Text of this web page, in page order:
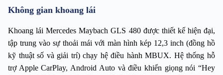
Không gian khoang lái
Khoang lái Mercedes Maybach GLS 480 được thiết kế hiện đại,
tập trung vào sự thoải mái với màn hình kép 12,3 inch (đồng hồ
kỹ thuật số và giải trí) chạy hệ điều hành MBUX. Hệ thống hỗ
trợ Apple CarPlay, Android Auto và điều khiển giọng nói “Hey